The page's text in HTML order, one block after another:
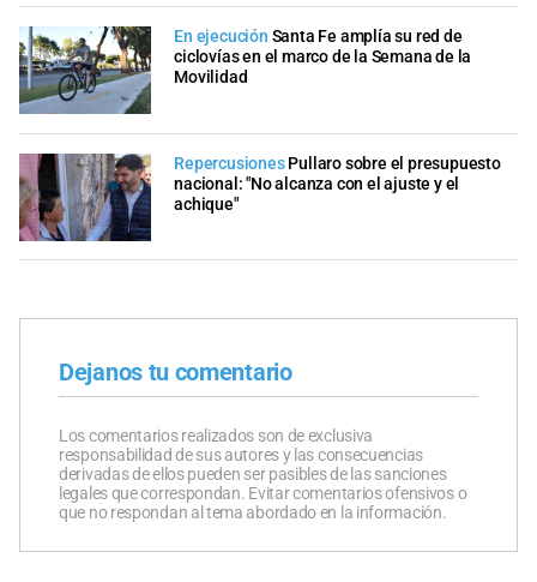
En ejecución Santa Fe amplía su red de
ciclovías en el marco de la Semana de la
Movilidad
RepercusionesPullaro sobre el presupuesto
nacional: "No alcanza con el ajuste y el
achique"
Dejanos tu comentario
Los comentarios realizados son de exclusiva
responsabilidad de sus autores y las consecuencias
derivadas de ellos pueden ser pasibles de las sanciones
legales que correspondan. Evitar comentarios ofensivos o
que no respondan al tema abordado en la información.